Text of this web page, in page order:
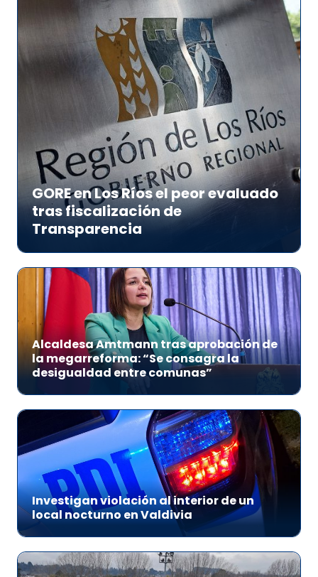
GORE en Los Ríos el peor evaluado
tras fiscalización de
Transparencia
Alcaldesa Amtmann tras aprobación de
la megarreforma: “Se consagra la
desigualdad entre comunas”
Investigan violación al interior de un
local nocturno en Valdivia